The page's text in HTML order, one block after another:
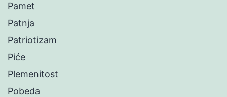
Pamet
Patnja
Patriotizam
Piće
Plemenitost
Pobeda